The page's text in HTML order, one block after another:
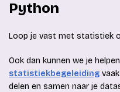
Python
Loop je vast met statistiek
Ook dan kunnen we je
statistiekbegeleiding
delen en samen naar je